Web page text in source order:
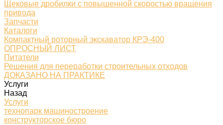
Щековые дробилки с повышенной скоростью вращения
привода
Запчасти
Каталоги
Компактный роторный экскаватор КРЭ-400
ОПРОСНЫЙ ЛИСТ
Питатели
Решения для переработки строительных отходов
ДОКАЗАНО НА ПРАКТИКЕ
Услуги
Назад
Услуги
технопарк машиностроение
конструкторское бюро